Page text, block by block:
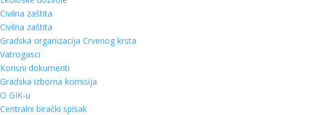
Civilna zaštita
Civilna zaštita
Gradska organizacija Crvenog krsta
Vatrogasci
Korisni dokumenti
Gradska izborna komisija
O GIK-u
Centralni birački spisak